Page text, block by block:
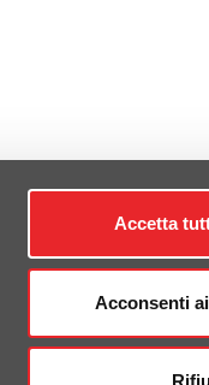
Accetta
Acconsenti